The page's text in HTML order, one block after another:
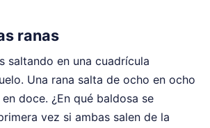
ranas
saltando en una cuadrícula
Una rana salta de ocho en ocho
doce. ¿En qué baldosa se
vez si ambas salen de la